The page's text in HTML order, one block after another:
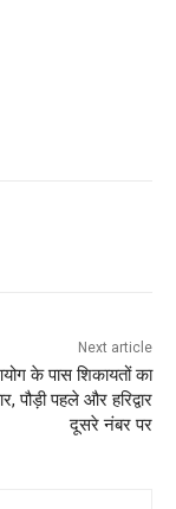
Next article
के पास शिकायतों का
पौड़ी पहले और हरिद्वार
दूसरे नंबर पर